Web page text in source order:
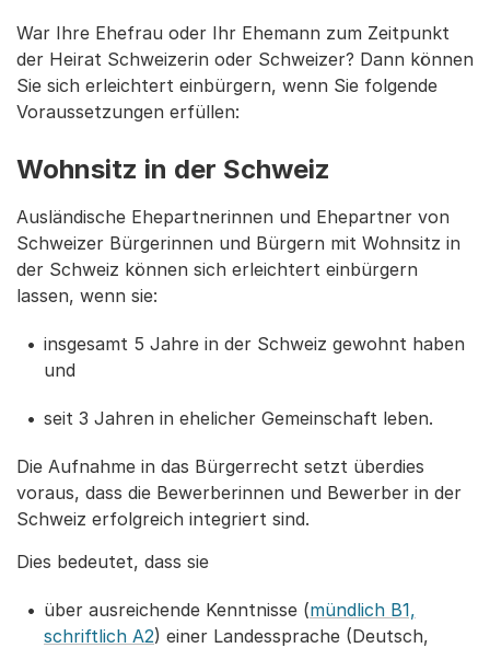
War Ihre Ehefrau oder Ihr Ehemann zum Zeitpunkt
der Heirat Schweizerin oder Schweizer? Dann können
Sie sich erleichtert einbürgern, wenn Sie folgende
Voraussetzungen erfüllen:
Wohnsitz in der Schweiz
Ausländische Ehepartnerinnen und Ehepartner von
Schweizer Bürgerinnen und Bürgern mit Wohnsitz in
der Schweiz können sich erleichtert einbürgern
lassen, wenn sie:
insgesamt 5 Jahre in der Schweiz gewohnt haben
und
seit 3 Jahren in ehelicher Gemeinschaft leben.
Die Aufnahme in das Bürgerrecht setzt überdies
voraus, dass die Bewerberinnen und Bewerber in der
Schweiz erfolgreich integriert sind.
Dies bedeutet, dass sie
über ausreichende Kenntnisse (mündlich B1,
schriftlich A2) einer Landessprache (Deutsch,